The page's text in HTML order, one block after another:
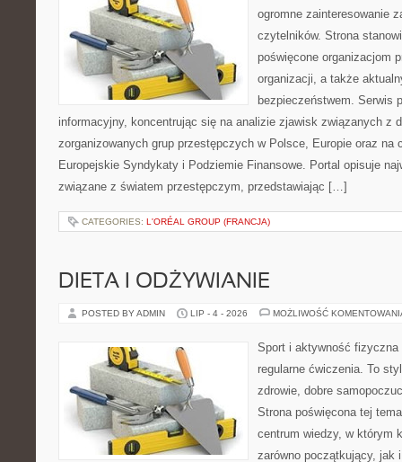
ogromne zainteresowanie
czytelników. Strona
poświęcone organizacjom
organizacji, a także
bezpieczeństwem. Serwis
informacyjny, koncentrując się na analizie zjawisk związanych z
zorganizowanych grup przestępczych w Polsce, Europie oraz na
Europejskie Syndykaty i Podziemie Finansowe. Portal opisuje
związane z światem przestępczym, przedstawiając […]
CATEGORIES: L'ORÉAL GROUP (FRANCJA)
DIETA I ODŻYWIANIE
POSTED BY ADMIN LIP - 4 - 2026 MOŻLIWOŚĆ
Sport i aktywność
regularne ćwiczenia. To
zdrowie, dobre
Strona poświęcona tej
centrum wiedzy, w którym
zarówno początkujący, jak